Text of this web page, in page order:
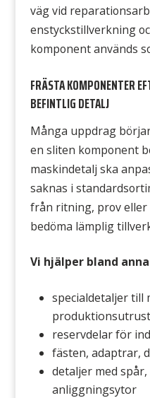
väg vid
enstyckstillverkning
komponent används
FRÄSTA KOMPONENTER
BEFINTLIG DETALJ
Många uppdrag
en sliten komponent
maskindetalj ska
saknas i
från ritning, prov eller
bedöma lämplig
Vi hjälper bland
specialdetaljer till
reservdelar för
fästen, adaptrar,
detaljer med
anliggningsytor